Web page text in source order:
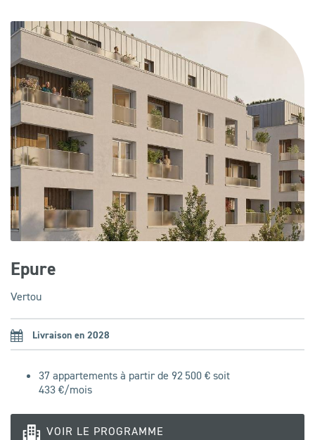
Epure
Vertou
Livraison en 2028
37 appartements à partir de 92 500 € soit
433 €/mois
VOIR LE PROGRAMME